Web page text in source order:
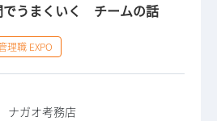
でうまくいく チームの話
理職 EXPO
株）ナガオ考務店